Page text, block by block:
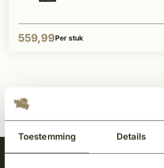
Toestemming Details
559,99Per stuk